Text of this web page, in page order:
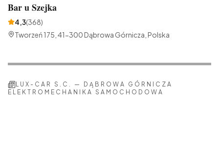
Bar u Szejka
4,3(368)
Tworzeń 175, 41-300 Dąbrowa Górnicza, Polska
LUX-CAR S.C. —
DĄBROWA GÓRNICZA
ELEKTROMECHANIKA SAMOCHODOWA